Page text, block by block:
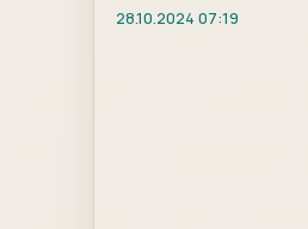
28.10.2024 07:19